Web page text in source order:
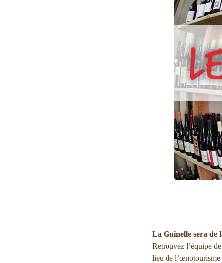
La Guinelle sera de
Retrouvez l’équipe
lieu de l’œnotourisme